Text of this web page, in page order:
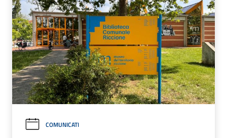
COMUNICATI